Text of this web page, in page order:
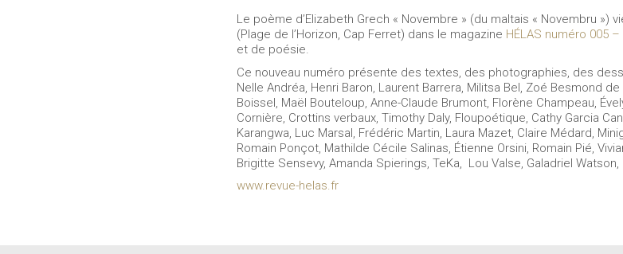
Le poème d’Elizabeth Grech « Novembre » (du maltais « Novembru
(Plage de l’Horizon, Cap Ferret) dans le magazine HÉLAS numéro 005
et de poésie.
Ce nouveau numéro présente des textes, des photographies, des
Nelle Andréa, Henri Baron, Laurent Barrera, Militsa Bel, Zoé Besmond
Boissel, Maël Bouteloup, Anne-Claude Brumont, Florène Champeau,
Cornière, Crottins verbaux, Timothy Daly, Floupoétique, Cathy Garcia
Karangwa, Luc Marsal, Frédéric Martin, Laura Mazet, Claire Médard,
Romain Ponçot, Mathilde Cécile Salinas, Étienne Orsini, Romain Pié,
Brigitte Sensevy, Amanda Spierings, TeKa, Lou Valse, Galadriel Watson,
www.revue-helas.fr